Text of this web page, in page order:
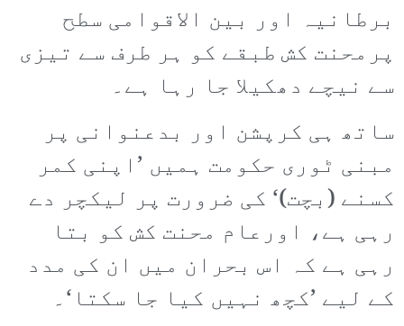
برطانیہ اور بین الاقوامی سطح
پرمحنت کش طبقے کو ہر طرف سے تیزی
سے نیچے دھکیلا جا رہا ہے۔
ساتھ ہی کرپشن اور بدعنوانی پر
مبنی ٹوری حکومت ہمیں ’اپنی کمر
کسنے (بچت)‘ کی ضرورت پر لیکچر دے
رہی ہے، اورعام محنت کش کو بتا
رہی ہے کہ اس بحران میں ان کی مدد
کے لیے ’کچھ نہیں کیا جا سکتا‘۔